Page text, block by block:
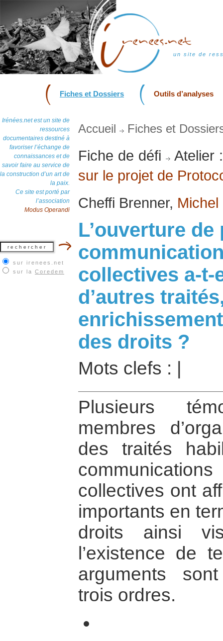
un site de
Fiches et Dossiers Outils d’analyses
Irénées.net est un site de
ressources
documentaires destiné à
favoriser l’échange de
connaissances et de
savoir faire au service de
la construction d’un art de
la paix.
Ce site est porté par
l’association
Modus Operandi
sur irenees.net
sur la Coredem
Accueil Fiches et
Fiche de défi Atelier
sur le projet de
Cheffi Brenner,
L’ouverture
collectives a-t-
d’autres
des droits ?
Mots clefs :
Plusieurs
membres
des traités
collectives ont
importants en
droits ainsi
l’existence de
arguments
trois ordres.